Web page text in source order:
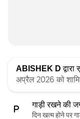
ABISHEK D द्वारा
अप्रैल 2026 को
गाड़ी रखने की
दिन खत्म होने पर